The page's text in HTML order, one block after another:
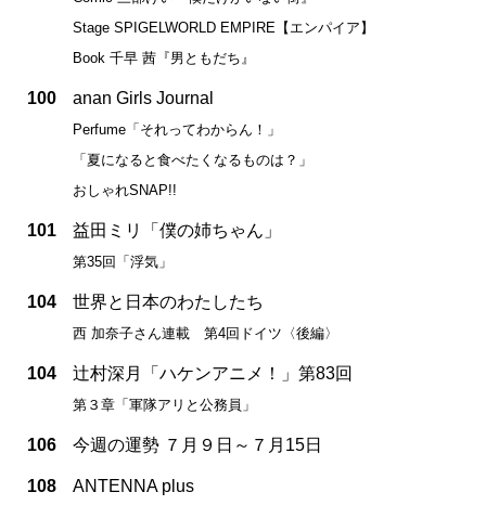
Stage SPIGELWORLD EMPIRE【エンパイア】
Book 千早 茜『男ともだち』
100 anan Girls Journal
Perfume「それってわからん！」
「夏になると食べたくなるものは？」
おしゃれSNAP!!
101 益田ミリ「僕の姉ちゃん」
第35回「浮気」
104 世界と日本のわたしたち
西 加奈子さん連載 第4回ドイツ〈後編〉
104 辻村深月「ハケンアニメ！」第83回
第３章「軍隊アリと公務員」
106 今週の運勢 ７月９日～７月15日
108 ANTENNA plus